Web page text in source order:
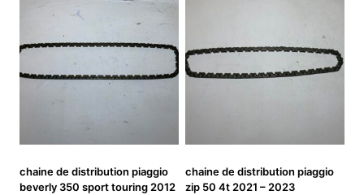
chaine de distribution piaggio
beverly 350 sport touring 2012
chaine de distribution piaggio
zip 50 4t 2021 – 2023